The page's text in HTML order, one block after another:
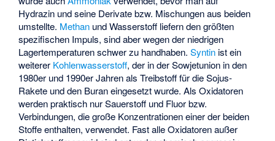
Hydrazin und seine Derivate bzw. Mischungen aus beiden
umstellte. Methan und Wasserstoff liefern den größten
spezifischen Impuls, sind aber wegen der niedrigen
Lagertemperaturen schwer zu handhaben.Syntin ist ein
weiterer Kohlenwasserstoff, der in der Sowjetunion in den
1980er und 1990er Jahren als Treibstoff für die Sojus-
Rakete und den Buran eingesetzt wurde. Als Oxidatoren
werden praktisch nur Sauerstoff und Fluor bzw.
Verbindungen, die große Konzentrationen einer der beiden
Stoffe enthalten, verwendet. Fast alle Oxidatoren außer